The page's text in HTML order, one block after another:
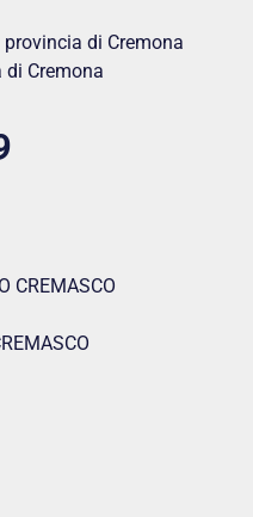
di Cremona
Cremona
CREMASCO